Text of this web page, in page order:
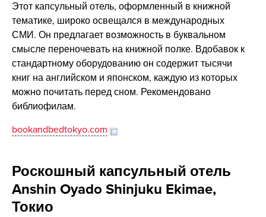
Этот капсульный отель, оформленный в книжной
тематике, широко освещался в международных
СМИ. Он предлагает возможность в буквальном
смысле переночевать на книжной полке. Вдобавок к
стандартному оборудованию он содержит тысячи
книг на английском и японском, каждую из которых
можно почитать перед сном. Рекомендовано
библиофилам.
bookandbedtokyo.com
Роскошный капсульный отель
Anshin Oyado Shinjuku Ekimae,
Токио